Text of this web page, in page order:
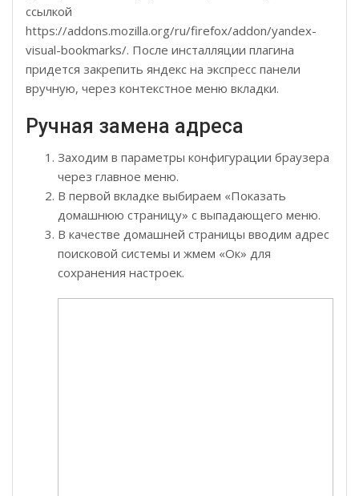
ссылкой
https://addons.mozilla.org/ru/firefox/addon/yandex-
visual-bookmarks/. После инсталляции плагина
придется закрепить яндекс на экспресс панели
вручную, через контекстное меню вкладки.
Ручная замена адреса
Заходим в параметры конфигурации браузера
через главное меню.
В первой вкладке выбираем «Показать
домашнюю страницу» с выпадающего меню.
В качестве домашней страницы вводим адрес
поисковой системы и жмем «Ок» для
сохранения настроек.